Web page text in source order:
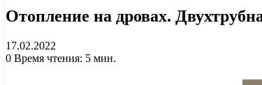
Отопление на дровах.
17.02.2022
0 Время чтения: 5 мин.